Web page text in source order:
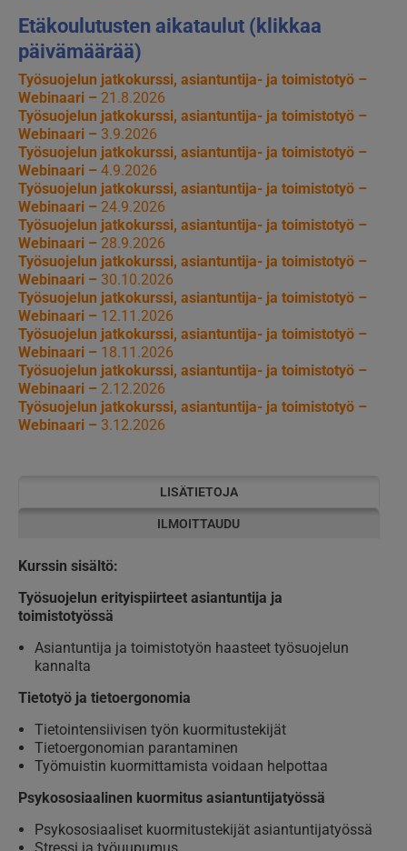
Etäkoulutusten aikataulut (klikkaa
päivämäärää)
Työsuojelun jatkokurssi, asiantuntija- ja toimistotyö –
Webinaari – 21.8.2026
Työsuojelun jatkokurssi, asiantuntija- ja toimistotyö –
Webinaari – 3.9.2026
Työsuojelun jatkokurssi, asiantuntija- ja toimistotyö –
Webinaari – 4.9.2026
Työsuojelun jatkokurssi, asiantuntija- ja toimistotyö –
Webinaari – 24.9.2026
Työsuojelun jatkokurssi, asiantuntija- ja toimistotyö –
Webinaari – 28.9.2026
Työsuojelun jatkokurssi, asiantuntija- ja toimistotyö –
Webinaari – 30.10.2026
Työsuojelun jatkokurssi, asiantuntija- ja toimistotyö –
Webinaari – 12.11.2026
Työsuojelun jatkokurssi, asiantuntija- ja toimistotyö –
Webinaari – 18.11.2026
Työsuojelun jatkokurssi, asiantuntija- ja toimistotyö –
Webinaari – 2.12.2026
Työsuojelun jatkokurssi, asiantuntija- ja toimistotyö –
Webinaari – 3.12.2026
LISÄTIETOJA
ILMOITTAUDU
Kurssin sisältö:
Työsuojelun erityispiirteet asiantuntija ja
toimistotyössä
Asiantuntija ja toimistotyön haasteet työsuojelun
kannalta
Tietotyö ja tietoergonomia
Tietointensiivisen työn kuormitustekijät
Tietoergonomian parantaminen
Työmuistin kuormittamista voidaan helpottaa
Psykososiaalinen kuormitus asiantuntijatyössä
Psykososiaaliset kuormitustekijät asiantuntijatyössä